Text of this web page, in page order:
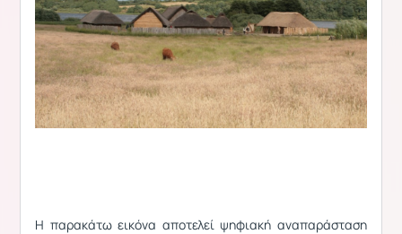
Η παρακάτω εικόνα αποτελεί ψηφιακή αναπαράσταση